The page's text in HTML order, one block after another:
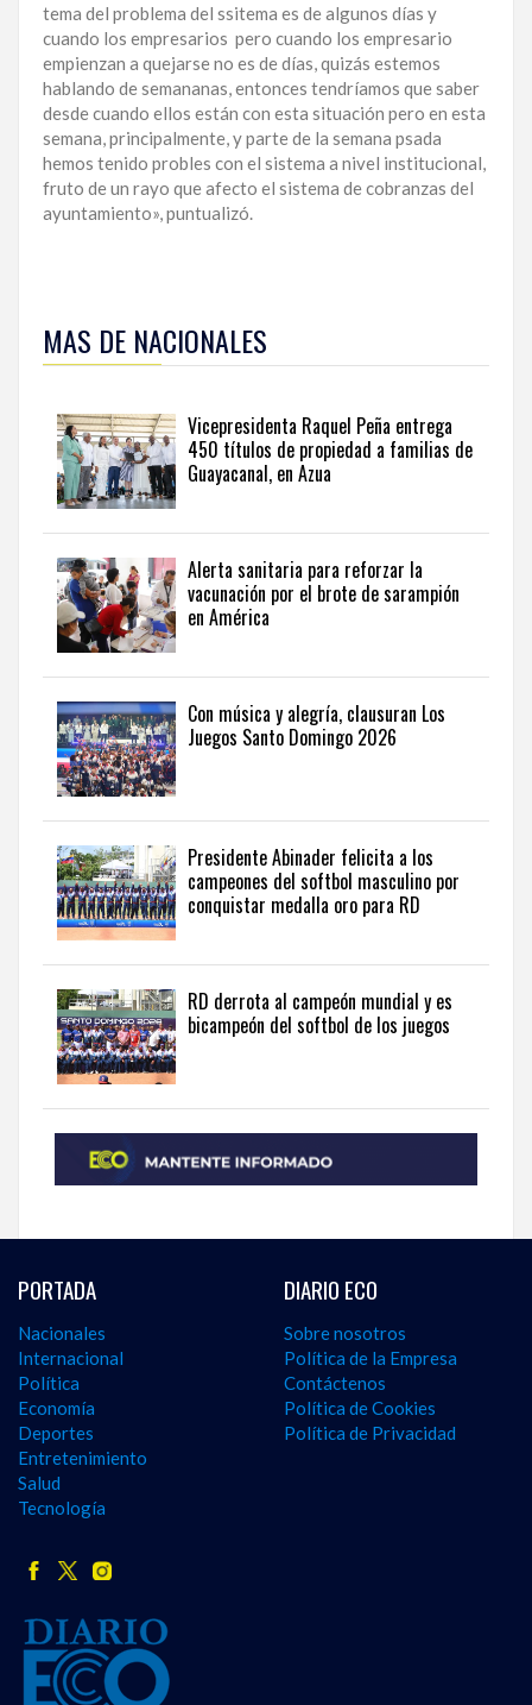
tema del problema del ssitema es de algunos días y
cuando los empresarios pero cuando los empresario
empienzan a quejarse no es de días, quizás estemos
hablando de semananas, entonces tendríamos que saber
desde cuando ellos están con esta situación pero en esta
semana, principalmente, y parte de la semana psada
hemos tenido probles con el sistema a nivel institucional,
fruto de un rayo que afecto el sistema de cobranzas del
ayuntamiento», puntualizó.
esta
información
seguir
actualidad
del
país
desde
una
perspectiva
internacional,
visite
the
latest
news
from
the
Dominican
English.
MAS DE NACIONALES
Vicepresidenta Raquel Peña entrega
450 títulos de propiedad a familias de
Guayacanal, en Azua
Alerta sanitaria para reforzar la
vacunación por el brote de sarampión
en América
Con música y alegría, clausuran Los
Juegos Santo Domingo 2026
Presidente Abinader felicita a los
campeones del softbol masculino por
conquistar medalla oro para RD
RD derrota al campeón mundial y es
bicampeón del softbol de los juegos
PORTADA
Nacionales
Internacional
Política
Economía
Deportes
Entretenimiento
Salud
Tecnología
DIARIO ECO
Sobre nosotros
Política de la Empresa
Contáctenos
Política de Cookies
Política de Privacidad